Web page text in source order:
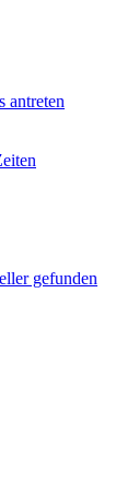
antreten
gefunden